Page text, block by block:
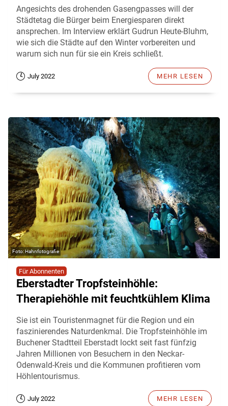
Angesichts des drohenden Gasengpasses will der
Städtetag die Bürger beim Energiesparen direkt
ansprechen. Im Interview erklärt Gudrun Heute-Bluhm,
wie sich die Städte auf den Winter vorbereiten und
warum sich nun für sie ein Kreis schließt.
July 2022 MEHR LESEN
Hahnfotografie
Für Abonnenten
Eberstadter Tropfsteinhöhle:
Therapiehöhle mit feuchtkühlem Klima
Sie ist ein Touristenmagnet für die Region und ein
faszinierendes Naturdenkmal. Die Tropfsteinhöhle im
Buchener Stadtteil Eberstadt lockt seit fast fünfzig
Jahren Millionen von Besuchern in den Neckar-
Odenwald-Kreis und die Kommunen profitieren vom
Höhlentourismus.
July 2022 MEHR LESEN